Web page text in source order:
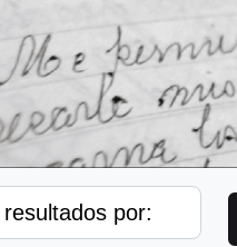
por: